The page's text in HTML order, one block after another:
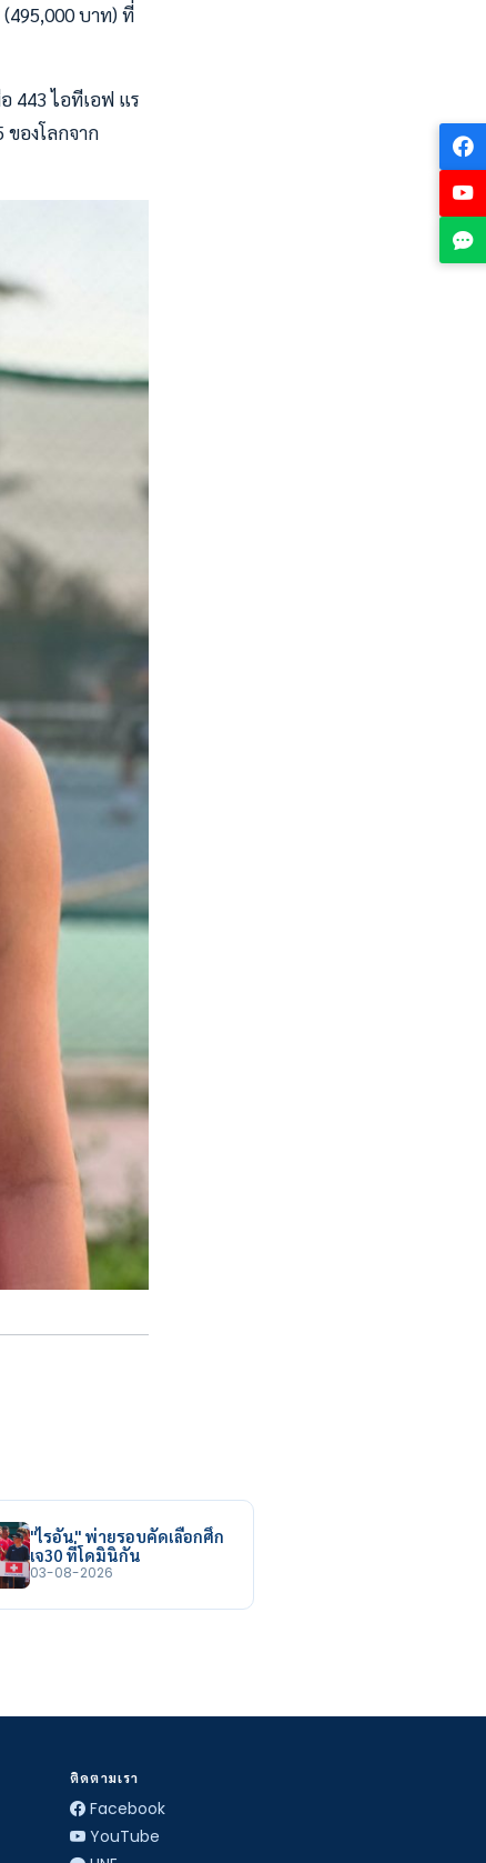
(495,000 บาท) ที่
443 ไอทีเอฟ แร
ของโลกจาก
"ไรอัน" พ่ายรอบคัดเลือกศึก
เจ30 ที่โดมินิกัน
03-08-2026
ติดตามเรา
Facebook
YouTube